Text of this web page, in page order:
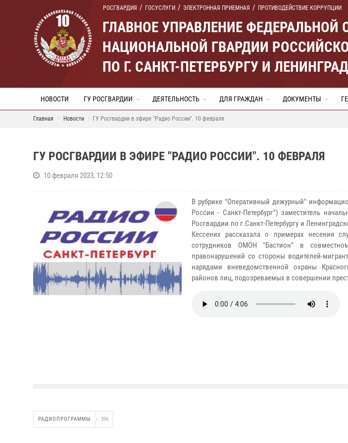
РОСГВАРДИЯ ГОСУСЛУГИ ЭЛЕКТРОННАЯ ПРИЕМНАЯ ПРОТИВОДЕЙСТВИЕ КОРРУПЦИИ
ГЛАВНОЕ УПРАВЛЕНИЕ
НАЦИОНАЛЬНОЙ ГВАРДИИ
ПО Г. САНКТ-ПЕТЕРБУРГУ И
НОВОСТИ ГУ РОСГВАРДИИ ДЕЯТЕЛЬНОСТЬ ДЛЯ ГРАЖДАН ДОКУМЕНТЫ
Главная Новости ГУ Росгвардии в эфире "Радио России". 10 февраля
ГУ РОСГВАРДИИ В ЭФИРЕ "РАДИО РОССИИ". 10 ФЕВРАЛЯ
10 февраля 2023, 12:50
В рубрике "Оперативный дежурный"
России - Санкт-Петербург") заместитель
Росгвардии по г.Санкт-Петербургу и
Кессених рассказала о примерах несения
сотрудников ОМОН "Бастион" в
правонарушений со стороны водителей-
нарядами вневедомственной охраны
районов лиц, подозреваемых в совершении
РАДИОПРОГРАММЫ 396